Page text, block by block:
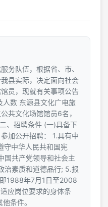
务队伍，根据省、市、
县实际，决定面向社会
员，现就有关事项公告
人数 东源县文化广电旅
共文化场馆馆员6名，
、招聘条件 (一)具备下
加公开招聘： 1.具有中
守中华人民共和国宪
国共产党领导和社会主
治素质和道德品行; 5.报
1988年7月1日至2008
应岗位要求的身体条
条件。